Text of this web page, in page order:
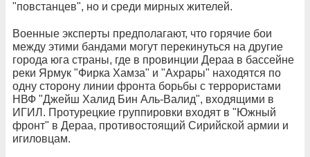
"повстанцев", но и среди мирных жителей.
Военные эксперты предполагают, что горячие бои
между этими бандами могут перекинуться на другие
города юга страны, где в провинции Дераа в бассейне
реки Ярмук "Фирка Хамза" и "Ахрары" находятся по
одну сторону линии фронта борьбы с террористами
НВФ "Джейш Халид Бин Аль-Валид", входящими в
ИГИЛ. Протурецкие группировки входят в "Южный
фронт" в Дераа, противостоящий Сирийской армии и
игиловцам.